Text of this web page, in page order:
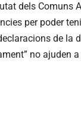
dels Comuns
per poder
de la
no ajuden